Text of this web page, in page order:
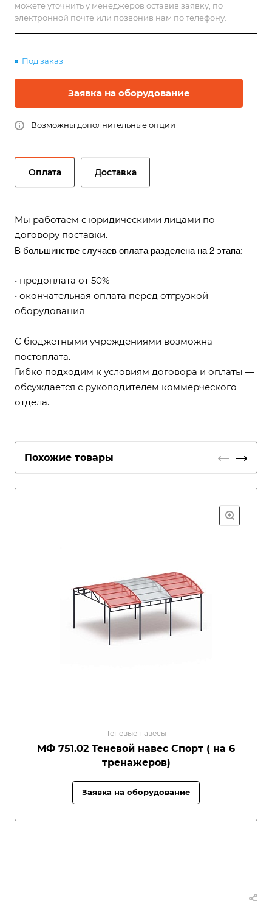
можете уточнить у менеджеров оставив заявку, по
электронной почте или позвонив нам по телефону.
Под заказ
Заявка на оборудование
Возможны дополнительные опции
Оплата Доставка
Мы работаем с юридическими лицами по
договору поставки.
В большинстве случаев оплата разделена на 2 этапа:
• предоплата от 50%
• окончательная оплата перед отгрузкой
оборудования
С бюджетными учреждениями возможна
постоплата.
Гибко подходим к условиям договора и оплаты —
обсуждается с руководителем коммерческого
отдела.
Похожие товары
Теневые навесы
МФ 751.02 Теневой навес Спорт ( на 6
тренажеров)
Заявка на оборудование